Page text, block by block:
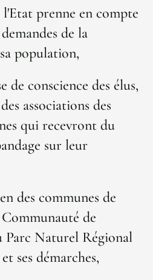
prenne en compte
de la
population,
de conscience des élus,
associations des
qui recevront du
sur leur
des communes de
de
Parc Naturel Régional
ses démarches,